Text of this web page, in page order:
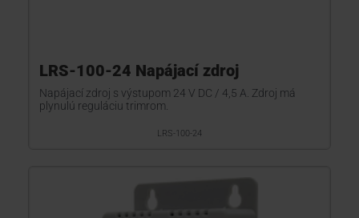
LRS-100-24 Napájací zdroj
Napájací zdroj s výstupom 24 V DC / 4,5 A. Zdroj má
plynulú reguláciu trimrom.
LRS-100-24